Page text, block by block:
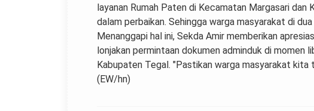
layanan Rumah Paten di Kecamatan Margasari
dalam perbaikan. Sehingga warga masyarakat di
Menanggapi hal ini, Sekda Amir memberikan
lonjakan permintaan dokumen adminduk di momen
Kabupaten Tegal. "Pastikan warga masyarakat kita
(EW/hn)